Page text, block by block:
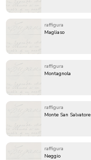
raffigura
Magliaso
raffigura
Montagnola
raffigura
Monte San Salvatore
raffigura
Neggio